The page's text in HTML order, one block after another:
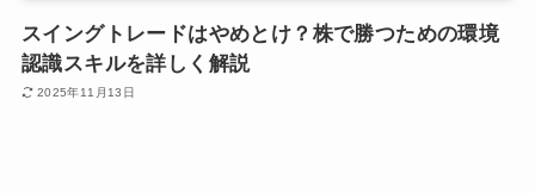
スイングトレードはやめとけ？株で勝つための環境
認識スキルを詳しく解説
2025年11月13日